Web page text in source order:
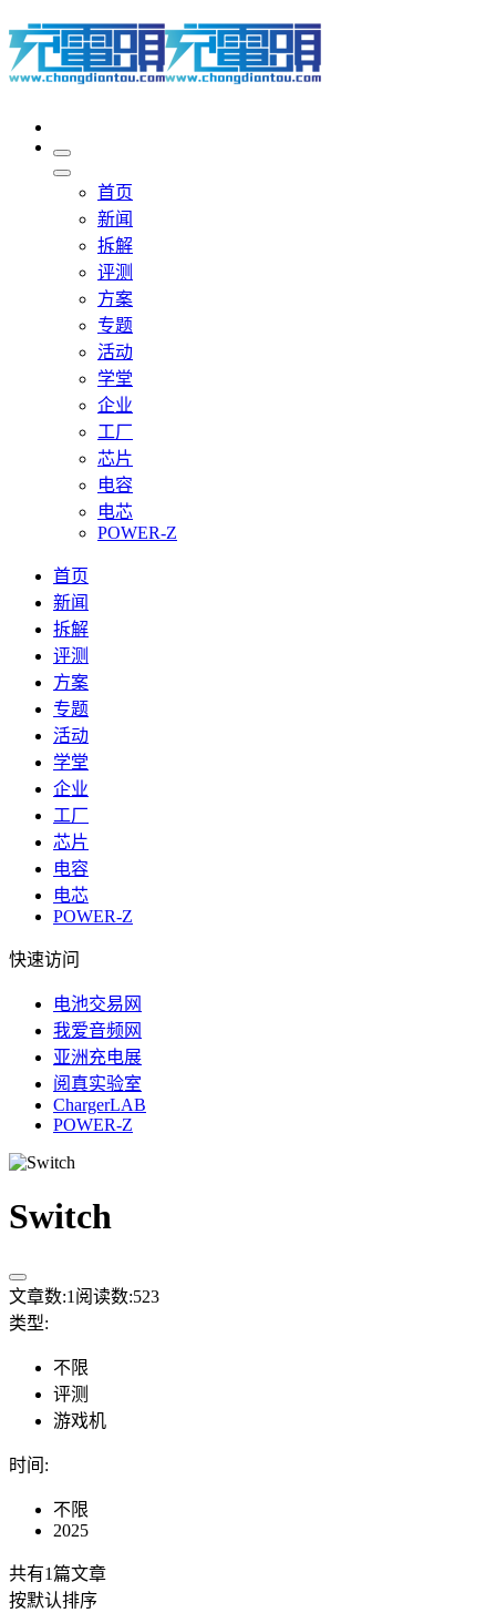
首页
新闻
拆解
评测
方案
专题
活动
学堂
企业
工厂
芯片
电容
电芯
POWER-Z
首页
新闻
拆解
评测
方案
专题
活动
学堂
企业
工厂
芯片
电容
电芯
POWER-Z
快速访问
电池交易网
我爱音频网
亚洲充电展
阅真实验室
ChargerLAB
POWER-Z
Switch
文章数:1 阅读数:523
类型:
不限
评测
游戏机
时间 :
不限
2025
共有1篇文章
按默认排序